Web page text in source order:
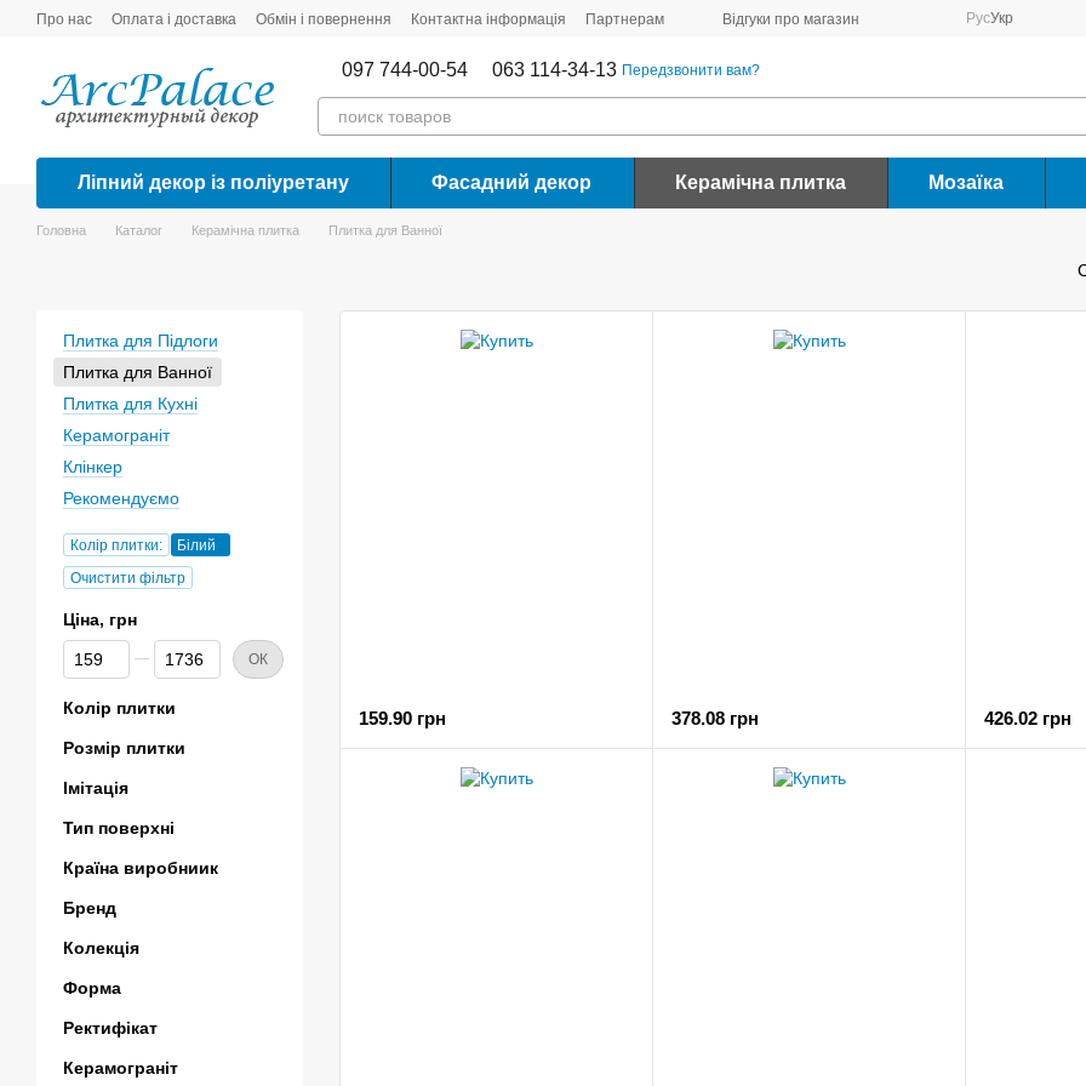
Перейти до основного контенту
Про нас Оплата і доставка Обмін і повернення Контактна інформація Партнерам Відгуки про магазин РусУкр
097 744-00-54 063 114-34-13 Передзвонити вам?
Ліпний декор із поліуретану Фасадний декор Керамічна плитка Мозаїка
Головна Каталог Керамічна плитка Плитка для Ванної
159.90 грн 378.08 грн 426.02 грн
Плитка для Підлоги
Плитка для Ванної
Плитка для Кухні
Керамограніт
Клінкер
Рекомендуємо
Колір плитки:
Білий
Очистити фільтр
Ціна, грн
Від Ціна, грн
До Ціна, грн ОК
Колір плитки
Розмір плитки
Імітація
Тип поверхні
Країна виробниик
Бренд
Колекція
Форма
Ректифікат
Керамограніт